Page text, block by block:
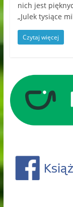
nich jest
„Julek tysiące
Czytaj więcej